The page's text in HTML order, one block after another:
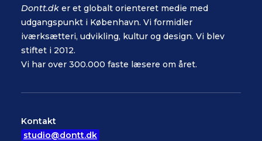
Dontt.dk er et globalt orienteret medie med
udgangspunkt i København. Vi formidler
iværksætteri, udvikling, kultur og design. Vi blev
stiftet i 2012.
Vi har over 300.000 faste læsere om året.
Kontakt
studio@dontt.dk